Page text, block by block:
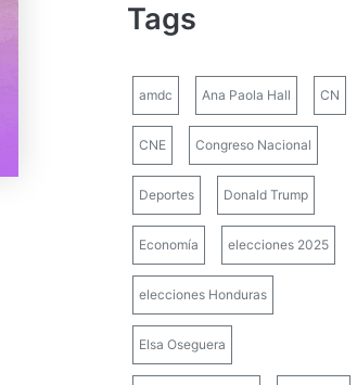
Tags
amdc Ana Paola Hall CN
CNE Congreso Nacional
Deportes Donald Trump
Economía elecciones 2025
elecciones Honduras
Elsa Oseguera